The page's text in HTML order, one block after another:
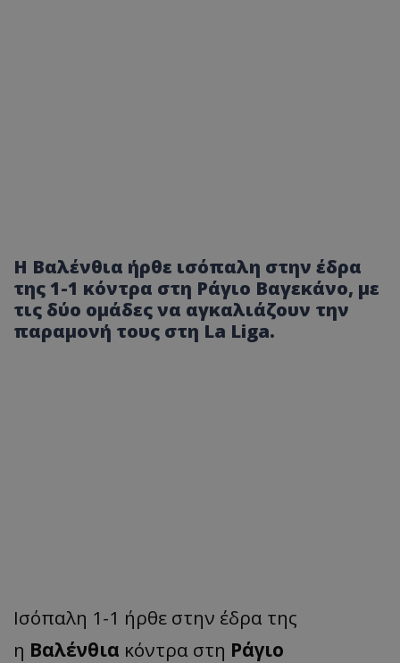
Η Βαλένθια ήρθε ισόπαλη στην έδρα
της 1-1 κόντρα στη Ράγιο Βαγεκάνο, με
τις δύο ομάδες να αγκαλιάζουν την
παραμονή τους στη La Liga.
Ισόπαλη 1-1 ήρθε στην έδρα της
η Βαλένθια κόντρα στη Ράγιο